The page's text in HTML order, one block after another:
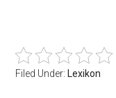
Filed Under: Lexikon